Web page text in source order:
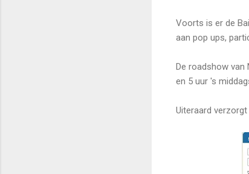
Voorts is er de
aan pop ups,
De roadshow van
en 5 uur 's
Uiteraard